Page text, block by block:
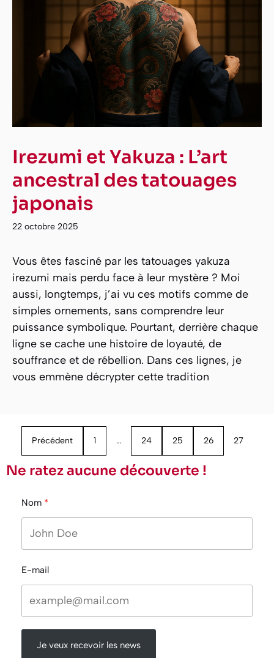
Irezumi et Yakuza : L’art
ancestral des tatouages
japonais
22 octobre 2025
Vous êtes fasciné par les tatouages yakuza
irezumi mais perdu face à leur mystère ? Moi
aussi, longtemps, j’ai vu ces motifs comme de
simples ornements, sans comprendre leur
puissance symbolique. Pourtant, derrière chaque
ligne se cache une histoire de loyauté, de
souffrance et de rébellion. Dans ces lignes, je
vous emmène décrypter cette tradition
Précédent 1 … 24 25 26 27
Ne ratez aucune découverte !
Nom
E-mail
Je veux recevoir les news